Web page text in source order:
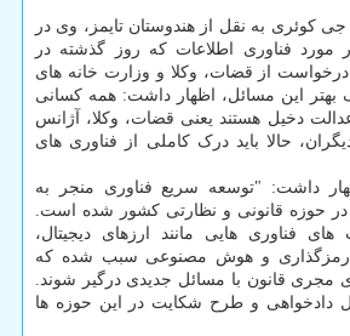
کوئری به نقل از هندوستان تایمز، وی در
مورد فناوری اطلاعات که روز گذشته در
از قضات، وکلا و وزارت خانه های
بهتر این مسائل، اظهار داشت: همه کسانی
دخیل هستند یعنی قضات، وکلا، آژانس
حالا باید درک کاملی از فناوری های
داشت: "توسعه سریع فناوری منجر به
در حوزه قانونی و نظارتی کشور شده است.
های فناوری هایی مانند ارزهای دیجیتال،
رمزگذاری و هوش مصنوعی سبب شده که
مجری قانون با مسائل جدیدی درگیر شوند.
دادخواهی و طرح شکایت در این حوزه ها